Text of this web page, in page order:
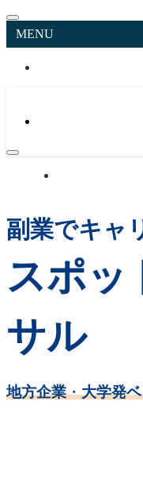
MENU
副業でキャ
スポッ
サル
地方企業・大学発